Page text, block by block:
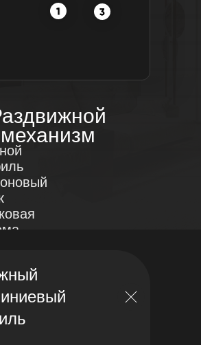
механизм